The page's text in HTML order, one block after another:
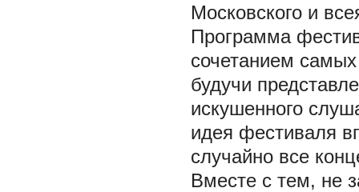
Московского и
Программа
сочетанием
будучи
искушенного
идея фестиваля
случайно все
Вместе с тем, не